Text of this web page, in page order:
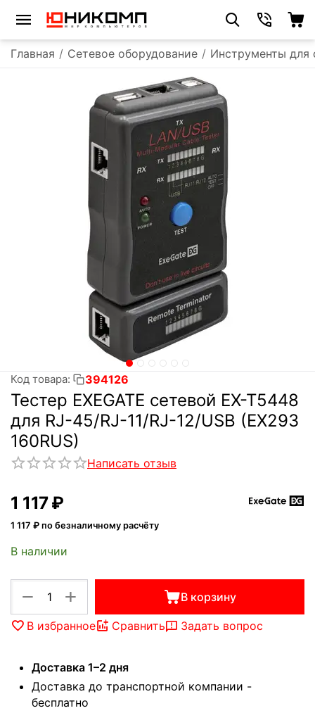
Главная / Сетевое оборудование / Инструменты для
Код товара: 394126
Тестер EXEGATE сетевой EX-T5448
для RJ-45/RJ-11/RJ-12/USB (EX293
160RUS)
Написать отзыв
1 117₽
1 117 ₽ по безналичному расчёту
В наличии
+
− В корзину
В избранное Сравнить Задать вопрос
Доставка 1–2 дня
Доставка до транспортной компании -
бесплатно